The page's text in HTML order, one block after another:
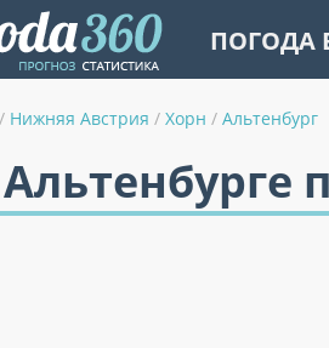
ПОГОДА
/ Нижняя Австрия / Хорн / Альтенбург